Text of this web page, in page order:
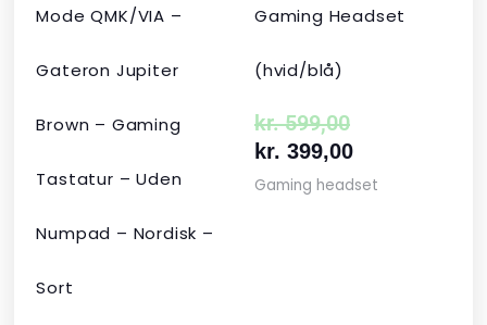
Mode QMK/VIA –
Gateron Jupiter
Brown – Gaming
Tastatur – Uden
Numpad – Nordisk –
Sort
Gaming Headset
(hvid/blå)
kr.599,00
kr. 399,00
Gaming headset